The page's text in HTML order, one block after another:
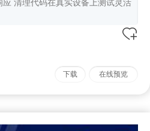
应 清理代码在真实设备上测试灵活
下载 在线预览